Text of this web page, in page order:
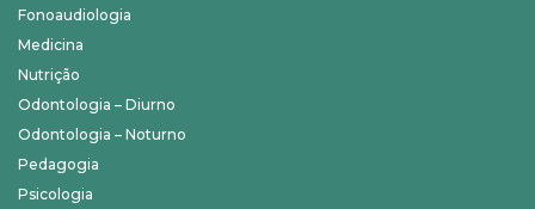
Fonoaudiologia
Medicina
Nutrição
Odontologia – Diurno
Odontologia – Noturno
Pedagogia
Psicologia